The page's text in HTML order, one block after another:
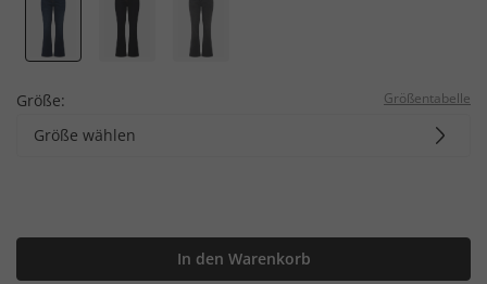
Größe: Größentabelle
Größe wählen
In den Warenkorb